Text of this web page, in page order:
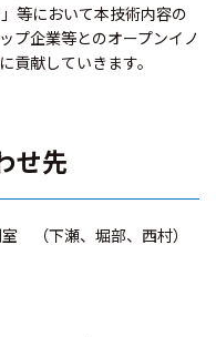
等において本技術内容の
プ企業等とのオープンイノ
貢献していきます。
せ先
（下瀬、堀部、西村）